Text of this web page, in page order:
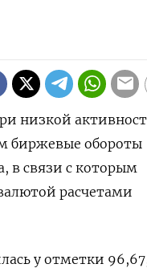
низкой
биржевые обороты
в связи с которым
расчетами
у отметки